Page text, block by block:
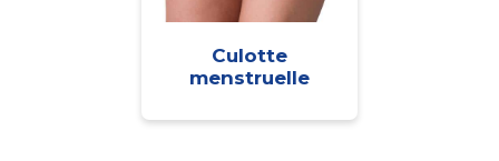
Culotte
menstruelle